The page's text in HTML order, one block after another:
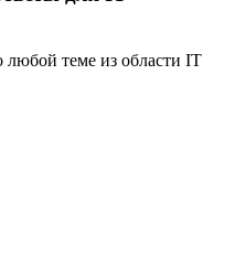
теме из области IT